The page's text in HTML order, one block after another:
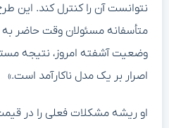
نتوانست آن را کنترل کند. این
متأسفانه مسئولان وقت حاضر
وضعیت آشفته امروز، نتیجه
اصرار بر یک مدل ناکارآمد است.»
او ریشه مشکلات فعلی را در